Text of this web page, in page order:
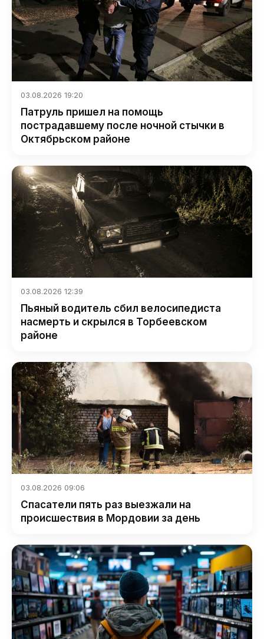
03.08.2026 19:20
Патруль пришел на помощь
пострадавшему после ночной стычки в
Октябрьском районе
03.08.2026 12:39
Пьяный водитель сбил велосипедиста
насмерть и скрылся в Торбеевском
районе
03.08.2026 09:06
Спасатели пять раз выезжали на
происшествия в Мордовии за день